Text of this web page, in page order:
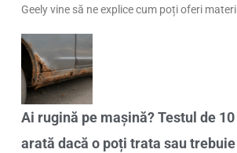
Geely vine să ne explice cum poți oferi
Ai rugină pe mașină? Testul de
arată dacă o poți trata sau